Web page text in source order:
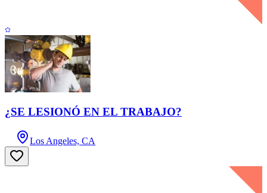
¿SE LESIONÓ EN EL TRABAJO?
Los Angeles, CA